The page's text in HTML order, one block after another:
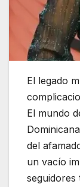
El legado
El mundo
del
un vacío
seguidores